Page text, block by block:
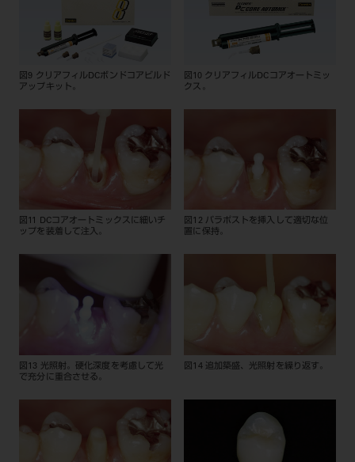
図9 クリアフィルDCボンドコアビルド
アップキット。
図10 クリアフィルDCコアオートミッ
クス。
図11 DCコアオートミックスに細いチ
ップを装着して注入。
図12 パラポストを挿入して適切な位
置に保持。
図13 光照射。硬化深度を考慮して光
で充分に重合させる。
図14 追加築盛、光照射を繰り返す。